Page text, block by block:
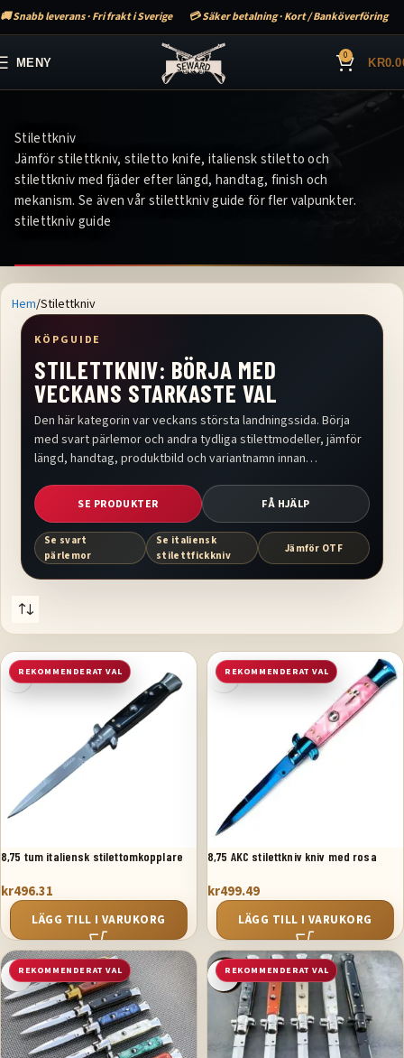
🚚 Snabb leverans · Fri frakt i Sverige 💳 Säker betalning · Kort / Banköverföring
MENY 0 KR
Stilettkniv
Jämför stilettkniv, stiletto knife, italiensk stiletto och
stilettkniv med fjäder efter längd, handtag, finish och
mekanism. Se även vår stilettkniv guide för fler valpunkter.
stilettkniv guide
Hem Stilettkniv
KÖPGUIDE
STILETTKNIV: BÖRJA MED
VECKANS STARKASTE VAL
Den här kategorin var veckans största landningssida. Börja
med svart pärlemor och andra tydliga stilettmodeller, jämför
längd, handtag, produktbild och variantnamn innan
SE PRODUKTER FÅ HJÄLP
Se svart
pärlemor
Se italiensk
stilettfickkniv
Jämför OTF
REKOMMENDERAT VAL
8,75 tum italiensk stilettomkopplare
kr496.31
LÄGG TILL I VARUKORG
REKOMMENDERAT VAL
8,75 AKC stilettkniv kniv med rosa
kr499.49
LÄGG TILL I VARUKORG
REKOMMENDERAT VAL REKOMMENDERAT VAL
SALE